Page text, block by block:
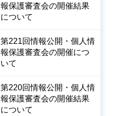
報保護審査会の開催結果
について
第221回情報公開・個人情
報保護審査会の開催につ
いて
第220回情報公開・個人情
報保護審査会の開催結果
について